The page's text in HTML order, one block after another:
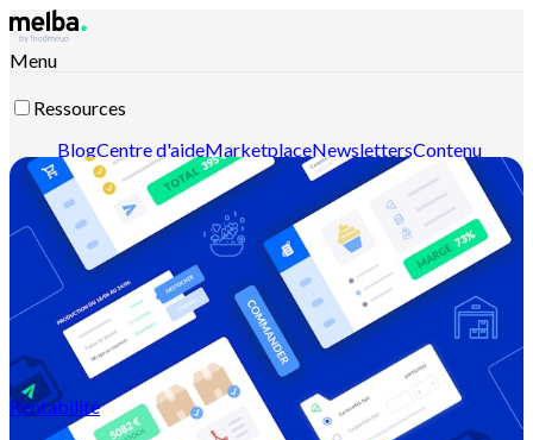
Menu
Ressources
BlogCentre d'aideMarketplaceNewslettersContenu
intelligentDocumentation APIDocumentation MCP
Contactez-nousDécouvrir melba
Rentabilité